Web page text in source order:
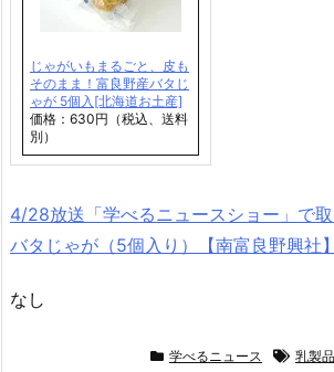
じゃがいもまるごと、皮も
そのまま！富良野産バタじ
ゃが 5個入[北海道お土産]
価格：630円（税込、送料
別）
4/28放送「学べるニュースショー」で
バタじゃが（5個入り）【南富良野興社】
なし
学べるニュース 乳製品